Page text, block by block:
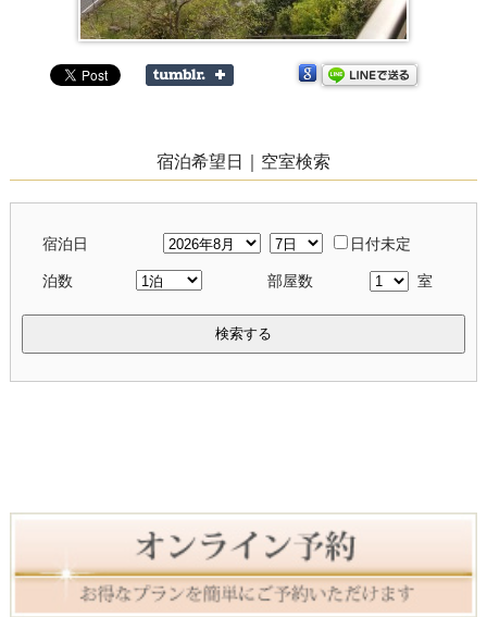
宿泊希望日｜空室検索
宿泊日 日付未定
泊数 部屋数 室
検索する